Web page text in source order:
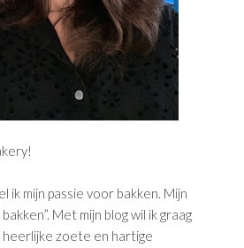
ik mijn passie voor bakken. Mijn
Met mijn blog wil ik graag
zoete en hartige